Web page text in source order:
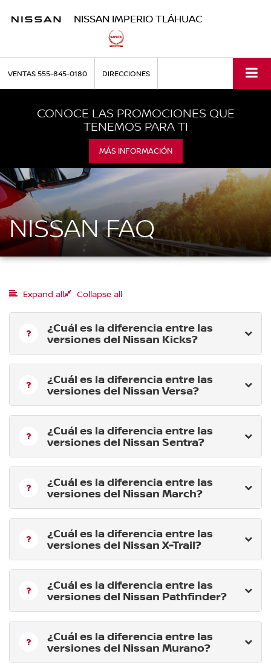
NISSAN IMPERIO TLÁHUAC
VENTAS555-845-0180 DIRECCIONES
CONOCE LAS PROMOCIONES QUE
TENEMOS PARA TI
MÁS INFORMACIÓN
NISSAN FAQ
Expand all Collapse all
¿Cuál es la diferencia entre las
versiones del Nissan Kicks?
¿Cuál es la diferencia entre las
versiones del Nissan Versa?
¿Cuál es la diferencia entre las
versiones del Nissan Sentra?
¿Cuál es la diferencia entre las
versiones del Nissan March?
¿Cuál es la diferencia entre las
versiones del Nissan X-Trail?
¿Cuál es la diferencia entre las
versiones del Nissan Pathfinder?
¿Cuál es la diferencia entre las
versiones del Nissan Murano?